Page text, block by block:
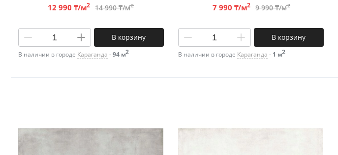
12 990 ₸/м2 14 990 ₸/м2
В корзину
В наличии в городе Караганда -94 м2
7 990 ₸/м2 9 990 ₸/м2
В корзину
В наличии в городе Караганда - 1 м2